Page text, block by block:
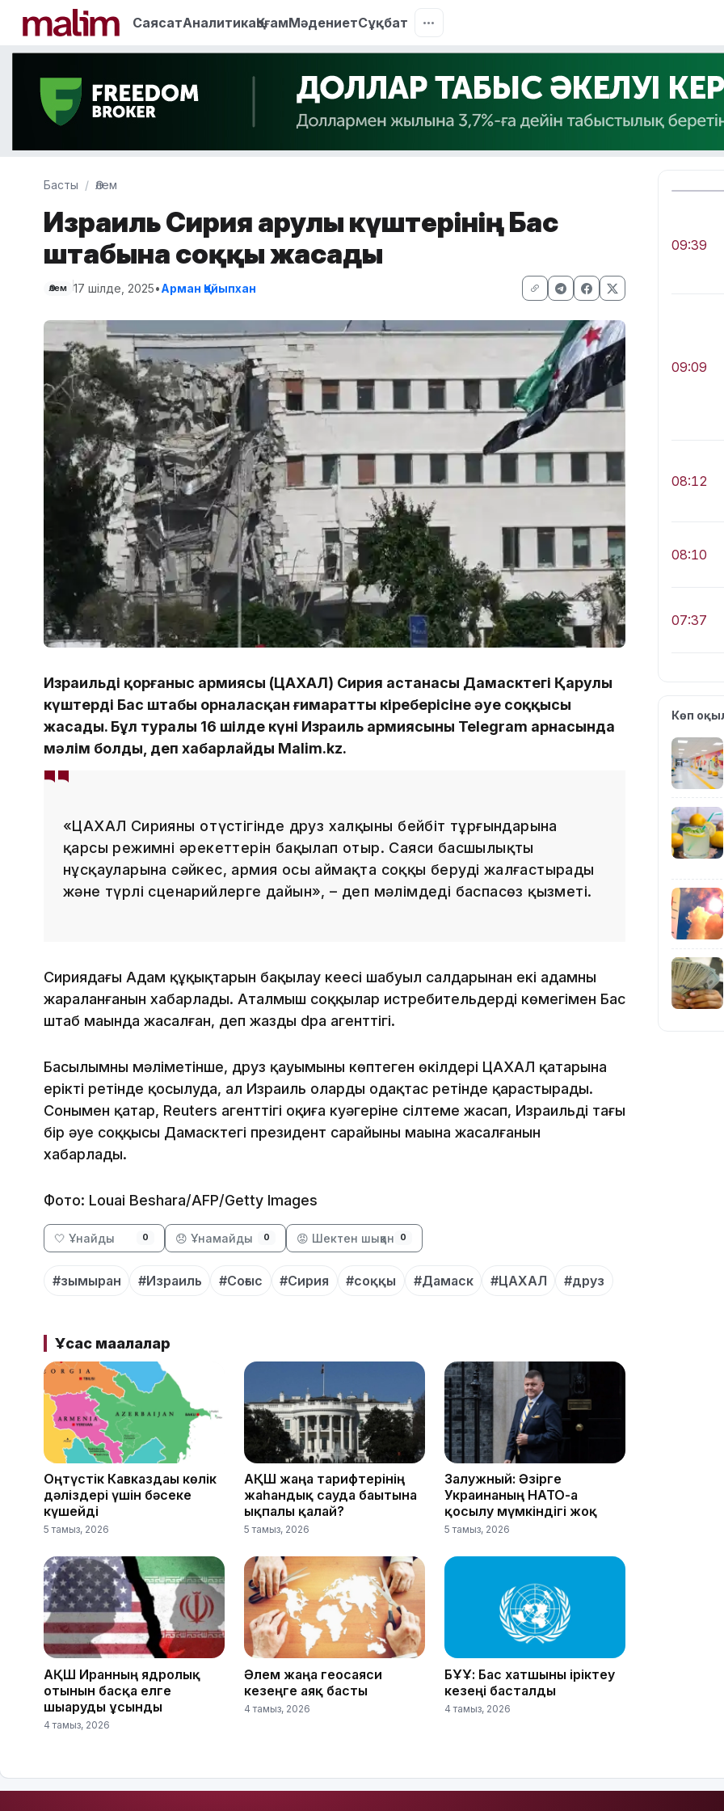
СаясатАналитикаҚоғамМәдениетСұқбат
Басты Әлем
Израиль Сирия Қарулы күштерінің Бас
штабына соққы жасады
Әлем 17 шілде, 2025•Арман Қайыпхан
Израильдің қорғаныс армиясы (ЦАХАЛ) Сирия астанасы Дамасктегі Қарулы
күштердің Бас штабы орналасқан ғимараттың кіреберісіне әуе соққысы
жасады. Бұл туралы 16 шілде күні Израиль армиясының Telegram арнасында
мәлім болды, деп хабарлайды Malim.kz.
«ЦАХАЛ Сирияның оңтүстігінде друз халқының бейбіт тұрғындарына
қарсы режимнің әрекеттерін бақылап отыр. Саяси басшылықтың
нұсқауларына сәйкес, армия осы аймақта соққы беруді жалғастырады
және түрлі сценарийлерге дайын», – деп мәлімдеді баспасөз қызметі.
Сириядағы Адам құқықтарын бақылау кеңесі шабуыл салдарынан екі адамның
жараланғанын хабарлады. Аталмыш соққылар истребительдердің көмегімен Бас
штаб маңында жасалған, деп жазды dpa агенттігі.
Басылымның мәліметінше, друз қауымының көптеген өкілдері ЦАХАЛ қатарына
ерікті ретінде қосылуда, ал Израиль оларды одақтас ретінде қарастырады.
Сонымен қатар, Reuters агенттігі оқиға куәгеріне сілтеме жасап, Израильдің тағы
бір әуе соққысы Дамасктегі президент сарайының маңына жасалғанын
хабарлады.
Фото: Louai Beshara/AFP/Getty Images
🤍 Ұнайды 0 😞 Ұнамайды 0 😡 Шектен шыққан 0
#зымыран #Израиль #Соғыс #Сирия #соққы #Дамаск #ЦАХАЛ #друз
Ұқсас мақалалар
Оңтүстік Кавказдағы көлік
дәліздері үшін бәсеке
күшейді
5 тамыз, 2026
АҚШ жаңа тарифтерінің
жаһандық сауда бағытына
ықпалы қалай?
5 тамыз, 2026
Залужный: Әзірге
Украинаның НАТО-ға
қосылу мүмкіндігі жоқ
5 тамыз, 2026
АҚШ Иранның ядролық
отынын басқа елге
шығаруды ұсынды
4 тамыз, 2026
Әлем жаңа геосаяси
кезеңге аяқ басты
4 тамыз, 2026
БҰҰ: Бас хатшыны іріктеу
кезеңі басталды
4 тамыз, 2026
09:39
09:09
08:12
08:10
07:37
23:11
22:54
18:40
Көп